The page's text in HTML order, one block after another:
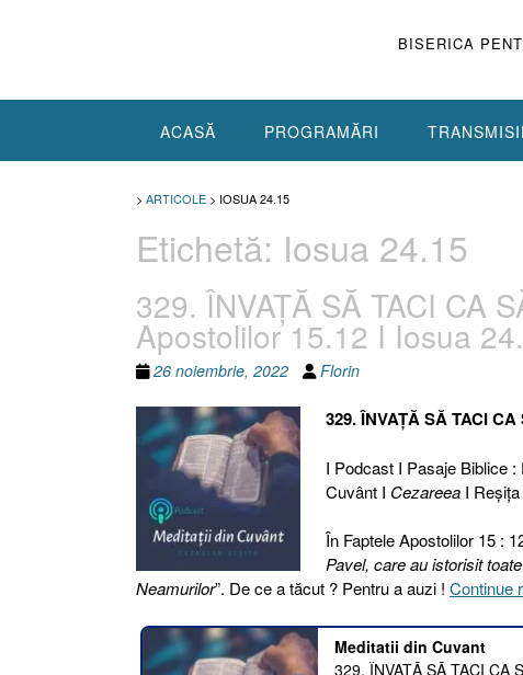
BISERICA
ACASĂ PROGRAMĂRI
> ARTICOLE > IOSUA 24.15
Etichetă: Iosua 24.15
329. ÎNVAȚĂ SĂ TACI CA
Apostolilor 15.12 I Iosua
26 noiembrie, 2022 Florin
329. ÎNVAȚĂ SĂ TACI
I Podcast I Pasaje Biblice :
Cuvânt I CezareeaI Reşiţa
În Faptele Apostolilor 15 :
Pavel, care au istorisit
Neamurilor”. De ce a tăcut ? Pentru a auzi ! Continue